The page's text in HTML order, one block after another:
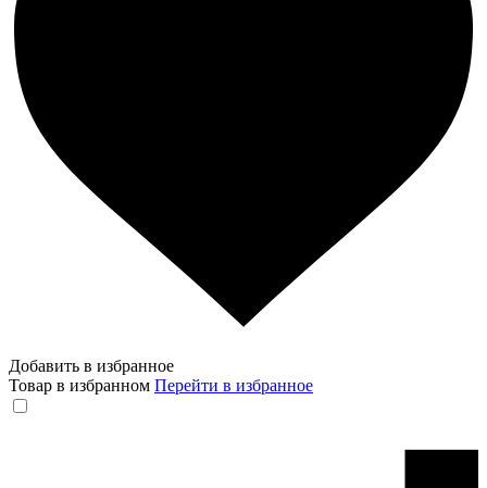
Добавить в избранное
Товар в избранном Перейти в избранное